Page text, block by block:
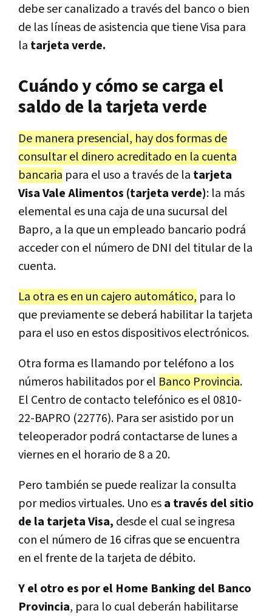
debe ser canalizado a través del banco o bien
de las líneas de asistencia que tiene Visa para
la tarjeta verde.
Cuándo y cómo se carga el
saldo de la tarjeta verde
De manera presencial, hay dos formas de
consultar el dinero acreditado en la cuenta
bancaria para el uso a través de la tarjeta
Visa Vale Alimentos (tarjeta verde): la más
elemental es una caja de una sucursal del
Bapro, a la que un empleado bancario podrá
acceder con el número de DNI del titular de la
cuenta.
La otra es en un cajero automático, para lo
que previamente se deberá habilitar la tarjeta
para el uso en estos dispositivos electrónicos.
Otra forma es llamando por teléfono a los
números habilitados por el Banco Provincia.
El Centro de contacto telefónico es el 0810-
22-BAPRO (22776). Para ser asistido por un
teleoperador podrá contactarse de lunes a
viernes en el horario de 8 a 20.
Pero también se puede realizar la consulta
por medios virtuales. Uno esa través del sitio
de la tarjeta Visa, desde el cual se ingresa
con el número de 16 cifras que se encuentra
en el frente de la tarjeta de débito.
Y el otro es por el Home Banking del Banco
Provincia, para lo cual deberán habilitarse